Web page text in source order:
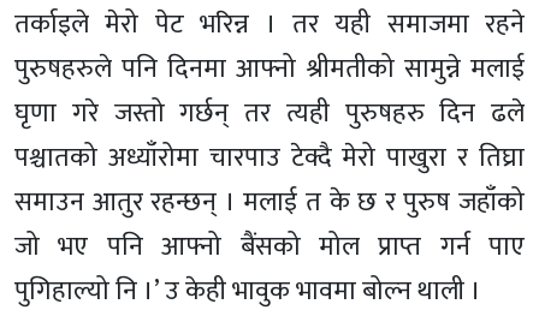
तर्काइले मेरो पेट भरिन्न । तर यही समाजमा रहने
पुरुषहरुले पनि दिनमा आफ्नो श्रीमतीको सामुन्ने मलाई
घृणा गरे जस्तो गर्छन् तर त्यही पुरुषहरु दिन ढले
पश्चातको अध्याँरोमा चारपाउ टेक्दै मेरो पाखुरा र तिघ्रा
समाउन आतुर रहन्छन् । मलाई त के छ र पुरुष जहाँको
जो भए पनि आफ्नो बैंसको मोल प्राप्त गर्न पाए
पुगिहाल्यो नि ।’ उ केही भावुक भावमा बोल्न थाली ।